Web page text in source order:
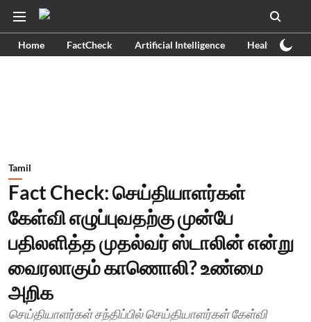
Home FactCheck Artificial Intelligence Health
Tamil
Fact Check: செய்தியாளர்கள்
கேள்வி எழுப்புவதற்கு முன்பே
பதிலளித்த முதல்வர் ஸ்டாலின் என்று
வைரலாகும் காணொலி? உண்மை
அறிக
செய்தியாளர்கள் சந்திப்பில் செய்தியாளர்கள் கேள்வி